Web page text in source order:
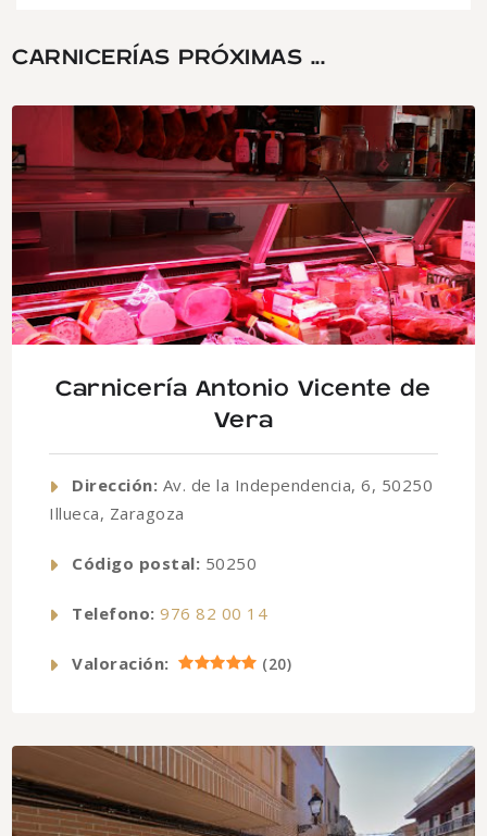
CARNICERÍAS PRÓXIMAS ...
Carnicería Antonio Vicente de
Vera
Dirección: Av. de la Independencia, 6, 50250
Illueca, Zaragoza
Código postal: 50250
Telefono: 976 82 00 14
Valoración: (20)